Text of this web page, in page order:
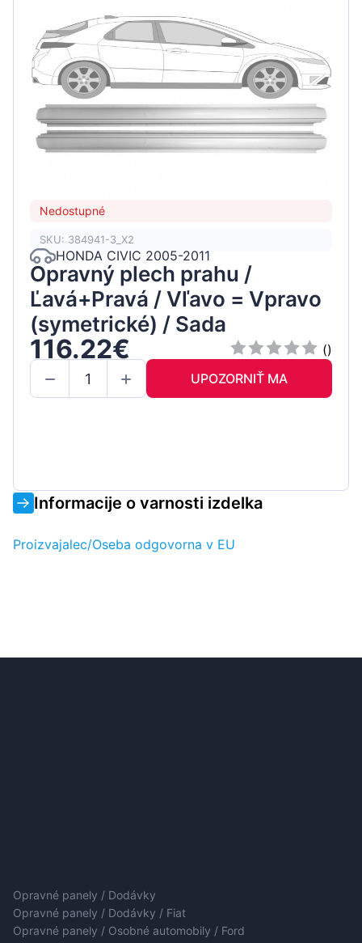
Nedostupné
SKU: 384941-3_X2
HONDA CIVIC 2005-2011
Opravný plech prahu /
Ľavá+Pravá / Vľavo = Vpravo
(symetrické) / Sada
116.22€
()
UPOZORNIŤ MA
Informacije o varnosti izdelka
Proizvajalec/Oseba odgovorna v EU
Opravné panely / Dodávky
Opravné panely / Dodávky / Fiat
Opravné panely / Osobné automobily / Ford